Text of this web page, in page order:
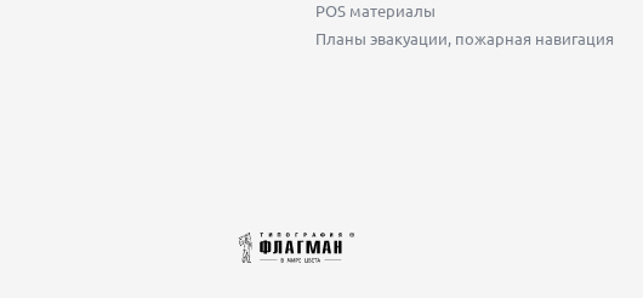
POS материалы
Планы эвакуации, пожарная навигация